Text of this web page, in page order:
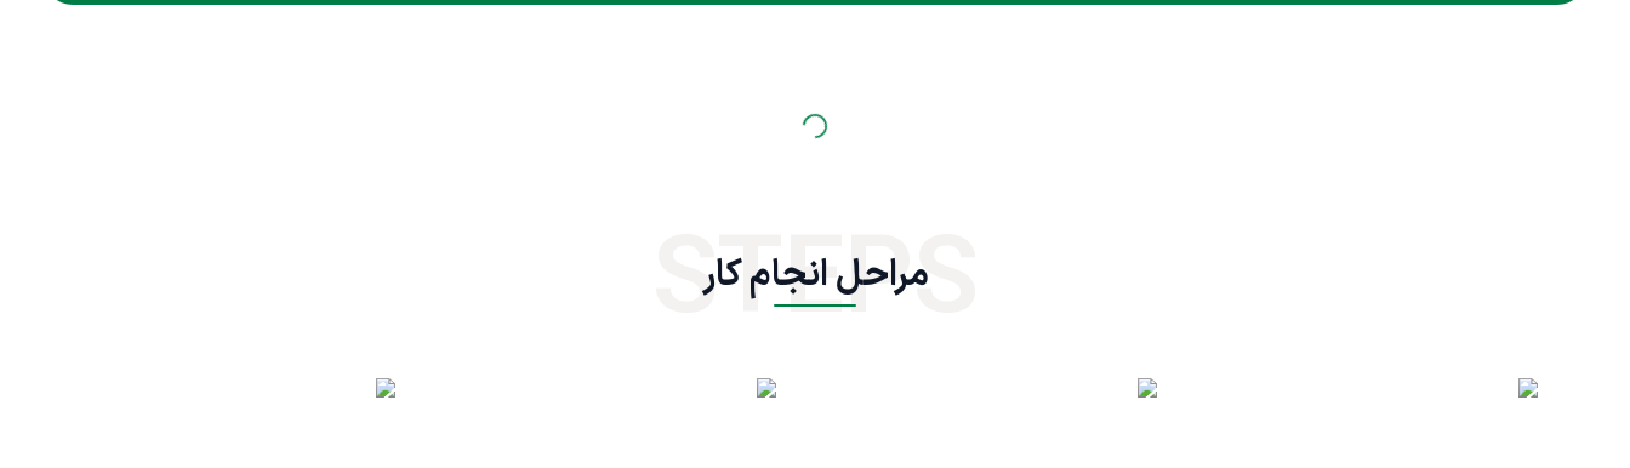
مراحل انجام کار
STEPS